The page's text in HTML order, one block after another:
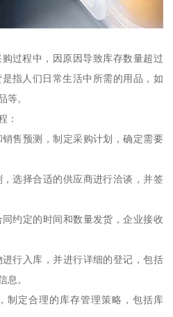
过程中，因原因导致库存数量超过
指人们日常生活中所需的用品，如
等。
：
售预测，制定采购计划，确定需要
选择合适的供应商进行洽谈，并签
约定的时间和数量发货，企业接收
行入库，并进行详细的登记，包括
息。
制定合理的库存管理策略，包括库